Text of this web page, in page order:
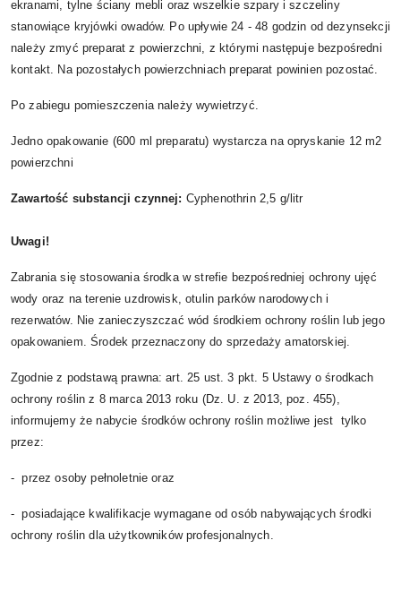
ekranami, tylne ściany mebli oraz wszelkie szpary i szczeliny
stanowiące kryjówki owadów. Po upływie 24 - 48 godzin od dezynsekcji
należy zmyć preparat z powierzchni, z którymi następuje bezpośredni
kontakt. Na pozostałych powierzchniach preparat powinien pozostać.
Po zabiegu pomieszczenia należy wywietrzyć.
Jedno opakowanie (600 ml preparatu) wystarcza na opryskanie 12 m2
powierzchni
Zawartość substancji czynnej: Cyphenothrin 2,5 g/litr
Uwagi!
Zabrania się stosowania środka w strefie bezpośredniej ochrony ujęć
wody oraz na terenie uzdrowisk, otulin parków narodowych i
rezerwatów. Nie zanieczyszczać wód środkiem ochrony roślin lub jego
opakowaniem. Środek przeznaczony do sprzedaży amatorskiej.
Zgodnie z podstawą prawna: art. 25 ust. 3 pkt. 5 Ustawy o środkach
ochrony roślin z 8 marca 2013 roku (Dz. U. z 2013, poz. 455),
informujemy że nabycie środków ochrony roślin możliwe jest tylko
przez:
- przez osoby pełnoletnie oraz
- posiadające kwalifikacje wymagane od osób nabywających środki
ochrony roślin dla użytkowników profesjonalnych.